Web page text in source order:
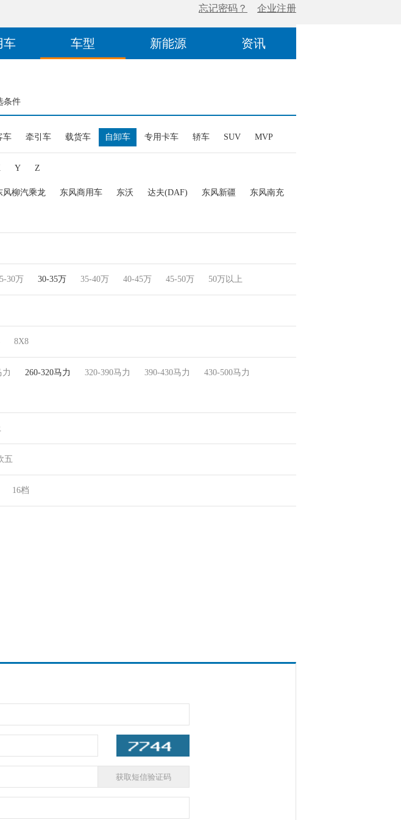
车 车型 新能源 资讯
条件
车 牵引车 载货车 自卸车 专用卡车 轿车 SUV MVP
Y Z
风柳汽乘龙 东风商用车 东沃 达夫(DAF) 东风新疆 东风南充
30万 30-35万 35-40万 40-45万 45-50万 50万以上
8X8
力 260-320马力 320-390马力 390-430马力 430-500马力
五
16档